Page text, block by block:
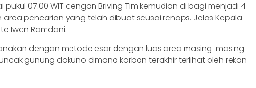
pukul 07.00 WIT dengan Briving Tim kemudian di bagi menjadi 4
area pencarian yang telah dibuat seusai renops. Jelas Kepala
Iwan Ramdani.
dengan metode esar dengan luas area masing-masing
gunung dokuno dimana korban terakhir terlihat oleh rekan